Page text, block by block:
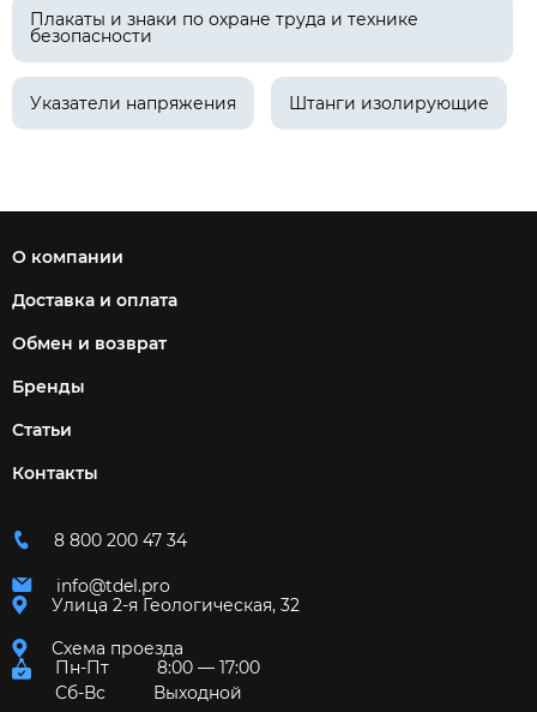
Плакаты и знаки по охране труда и технике
безопасности
Указатели напряжения Штанги изолирующие
О компании
Доставка и оплата
Обмен и возврат
Бренды
Статьи
Контакты
8 800 200 47 34
info@tdel.pro
Улица 2-я Геологическая, 32
Схема проезда
Пн-Пт
8:00 — 17:00
Сб-Вс
Выходной